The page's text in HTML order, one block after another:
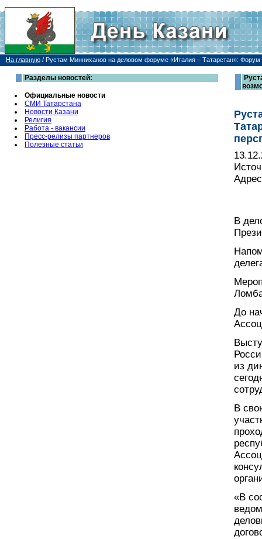
На главную / Рустам Минниханов на деловом форуме «Италия – Татарстан»:
Разделы новостей:
Официальные новости
СМИ Татарстана
Новости Казани
Религия
Работа - вакансии
Пресс-релизы партнеров
Полезные статьи
В
До
из
В
«В